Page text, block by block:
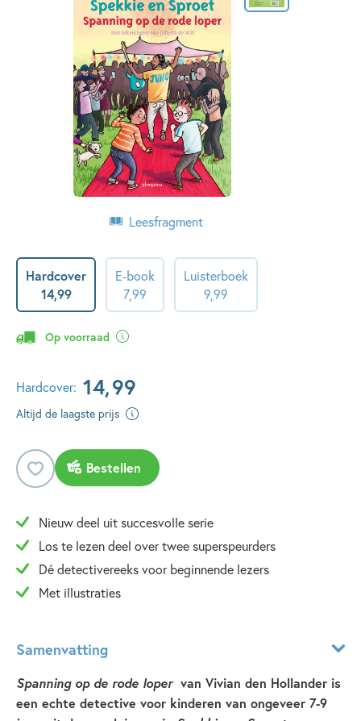
Leesfragment
Hardcover
14,99
E-book
7,99
Luisterboek
9,99
Op voorraad
Hardcover: 14,99
Altijd de laagste prijs
Bestellen
Nieuw deel uit succesvolle serie
Los te lezen deel over twee superspeurders
Dé detectivereeks voor beginnende lezers
Met illustraties
Samenvatting
Spanning op de rode loper van Vivian den Hollander is
een echte detective voor kinderen van ongeveer 7-9